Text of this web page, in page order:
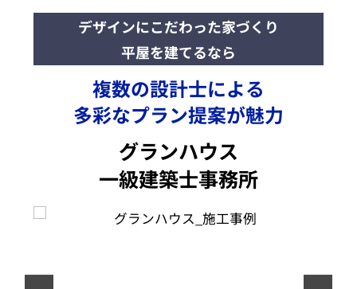
デザインにこだわった家づくり
平屋を建てるなら
複数の設計士による
多彩なプラン提案が魅力
グランハウス
一級建築士事務所